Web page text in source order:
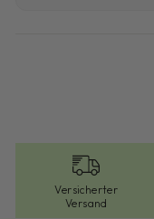
Versicherter
Versand